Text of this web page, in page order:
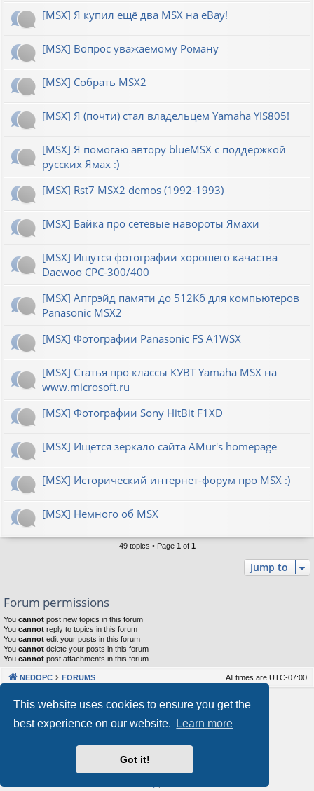
This website uses cookies to ensure you get the
best experience on our website.
Learn more
Got it!
[MSX] Я купил ещё два MSX на eBay!
[MSX] Вопрос уважаемому Роману
[MSX] Собрать MSX2
[MSX] Я (почти) стал владельцем Yamaha YIS805!
[MSX] Я помогаю автору blueMSX с поддержкой
русских Ямах :)
[MSX] Rst7 MSX2 demos (1992-1993)
[MSX] Байка про сетевые навороты Ямахи
[MSX] Ищутся фотографии хорошего качаства
Daewoo CPC-300/400
[MSX] Апгрэйд памяти до 512Кб для компьютеров
Panasonic MSX2
[MSX] Фотографии Panasonic FS A1WSX
[MSX] Статья про классы КУВТ Yamaha MSX на
www.microsoft.ru
[MSX] Фотографии Sony HitBit F1XD
[MSX] Ищется зеркало сайта AMur's homepage
[MSX] Исторический интернет-форум про MSX :)
[MSX] Немного об MSX
49 topics • Page 1 of 1
Jump to
Forum permissions
You cannot post new topics in this forum
You cannot reply to topics in this forum
You cannot edit your posts in this forum
You cannot delete your posts in this forum
You cannot post attachments in this forum
NEDOPC FORUMS All times are UTC-07:00
Powered byphpBB® Forum Software © phpBB Limited
Our VPS Hosting By RimuHosting
This server is located in London data center
Server admin:mastodon.social/@Shaos